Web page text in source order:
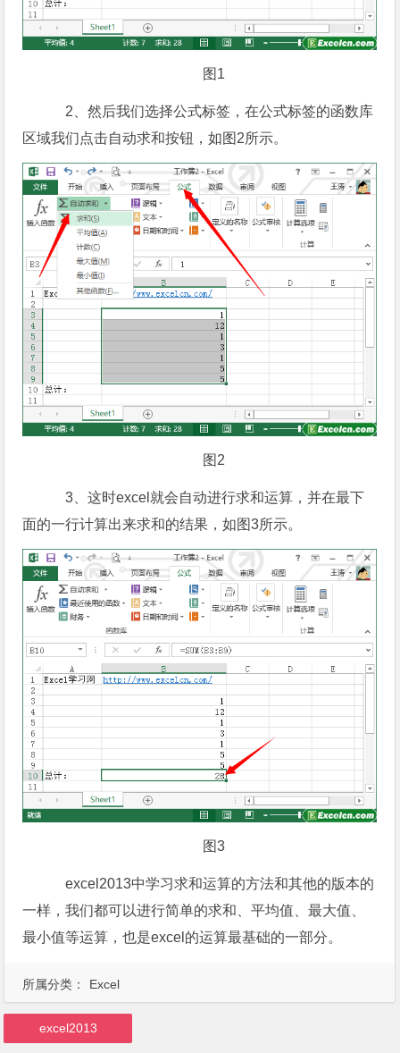
图1
2、然后我们选择公式标签，在公式标签的函数库
区域我们点击自动求和按钮，如图2所示。
图2
3、这时excel就会自动进行求和运算，并在最下
面的一行计算出来求和的结果，如图3所示。
图3
excel2013中学习求和运算的方法和其他的版本的
一样，我们都可以进行简单的求和、平均值、最大值、
最小值等运算，也是excel的运算最基础的一部分。
所属分类： Excel
excel2013